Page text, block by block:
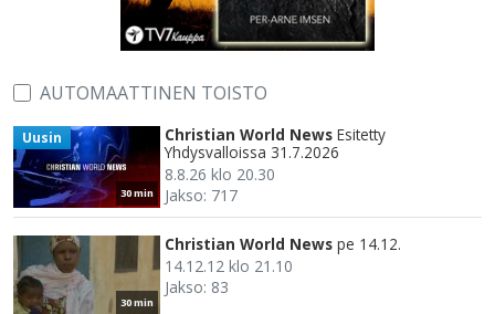
AUTOMAATTINEN TOISTO
30 min
Uusin Christian World News Esitetty
Yhdysvalloissa 31.7.2026
8.8.26 klo 20.30
Jakso: 717
30 min
Christian World News pe 14.12.
14.12.12 klo 21.10
Jakso: 83